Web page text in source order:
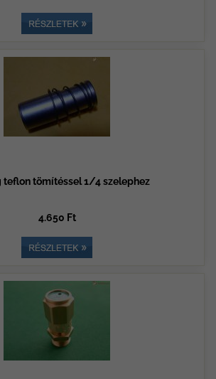
teflon tömítéssel 1/4 szelephez
4.650 Ft